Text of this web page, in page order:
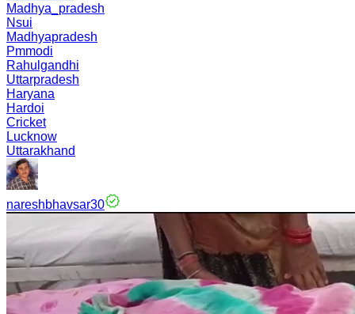
Madhya_pradesh
Nsui
Madhyapradesh
Pmmodi
Rahulgandhi
Uttarpradesh
Haryana
Hardoi
Cricket
Lucknow
Uttarakhand
nareshbhavsar30